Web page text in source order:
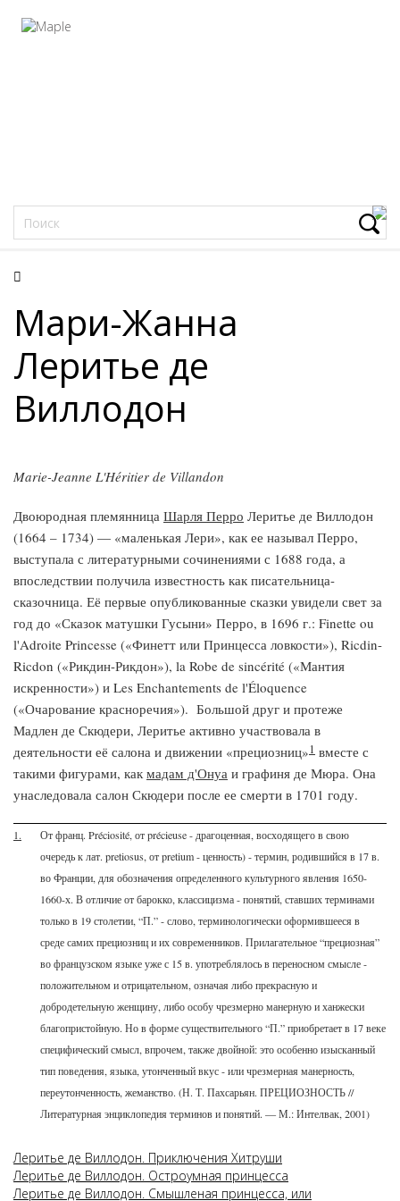
Мари-Жанна
Леритье де
Виллодон
Marie-Jeanne L'Héritier de Villandon
Двоюродная племянница Шарля Перро Леритье де Виллодон
(1664 – 1734) — «маленькая Лери», как ее называл Перро,
выступала с литературными сочинениями с 1688 года, а
впоследствии получила известность как писательница-
сказочница. Её первые опубликованные сказки увидели свет за
год до «Сказок матушки Гусыни» Перро, в 1696 г.: Finette ou
l'Adroite Princesse («Финетт или Принцесса ловкости»), Ricdin-
Ricdon («Рикдин-Рикдон»), la Robe de sincérité («Мантия
искренности») и Les Enchantements de l'Éloquence
(«Очарование красноречия»). Большой друг и протеже
Мадлен де Скюдери, Леритье активно участвовала в
деятельности её салона и движении «прециозниц»1 вместе с
такими фигурами, как мадам д'Онуа и графиня де Мюра. Она
унаследовала салон Скюдери после ее смерти в 1701 году.
1.
От франц. Préciosité, от précieuse - драгоценная, восходящего в свою
очередь к лат. pretiosus, от pretium - ценность) - термин, родившийся в 17 в.
во Франции, для обозначения определенного культурного явления 1650-
1660-х. В отличие от барокко, классицизма - понятий, ставших терминами
только в 19 столетии, “П.” - слово, терминологически оформившееся в
среде самих прециозниц и их современников. Прилагательное “прециозная”
во французском языке уже с 15 в. употреблялось в переносном смысле -
положительном и отрицательном, означая либо прекрасную и
добродетельную женщину, либо особу чрезмерно манерную и ханжески
благопристойную. Но в форме существительного “П.” приобретает в 17 веке
специфический смысл, впрочем, также двойной: это особенно изысканный
тип поведения, языка, утонченный вкус - или чрезмерная манерность,
переутонченность, жеманство. (Н. Т. Пахсарьян. ПРЕЦИОЗНОСТЬ //
Литературная энциклопедия терминов и понятий. — М.: Интелвак, 2001)
Леритье де Виллодон. Приключения Хитруши
Леритье де Виллодон. Остроумная принцесса
Леритье де Виллодон. Смышленая принцесса, или